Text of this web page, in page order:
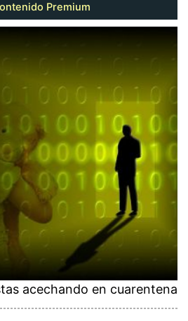
Premium
acechando en cuarentena